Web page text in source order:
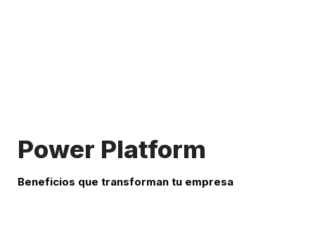
Power Platform
Beneficios que transforman tu empresa